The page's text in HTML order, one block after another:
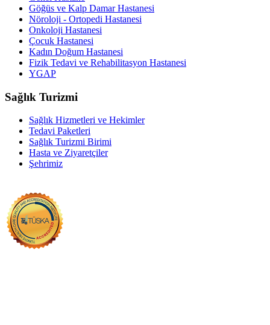
Göğüs ve Kalp Damar Hastanesi
Nöroloji - Ortopedi Hastanesi
Onkoloji Hastanesi
Çocuk Hastanesi
Kadın Doğum Hastanesi
Fizik Tedavi ve Rehabilitasyon Hastanesi
YGAP
Sağlık Turizmi
Sağlık Hizmetleri ve Hekimler
Tedavi Paketleri
Sağlık Turizmi Birimi
Hasta ve Ziyaretçiler
Şehrimiz